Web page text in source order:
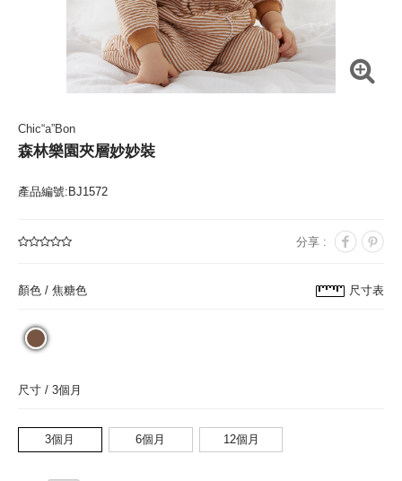
Chic“a”Bon
森林樂園夾層妙妙裝
產品編號:BJ1572
分享 :
顏色 / 焦糖色 尺寸表
尺寸 / 3個月
3個月 6個月 12個月